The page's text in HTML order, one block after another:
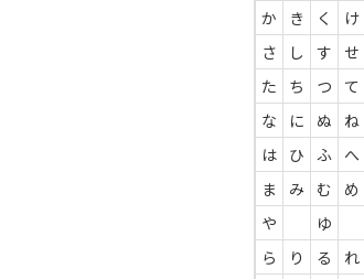
か
き く け
さ
し す せ
た
ち つ て
な
に ぬ ね
は
ひ ふ へ
ま
み む め
や
ゆ
ら
り る れ